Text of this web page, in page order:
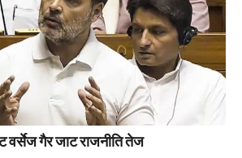
वर्सेज गैर जाट राजनीति तेज